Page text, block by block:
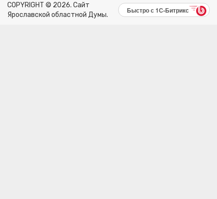
COPYRIGHT © 2026. Сайт
Ярославской областной Думы.
Быстро с 1С-Битрикс